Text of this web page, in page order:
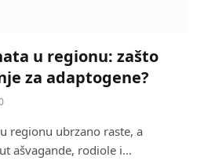
u regionu: zašto
za adaptogene?
regionu ubrzano raste, a
ašvagande, rodiole i…